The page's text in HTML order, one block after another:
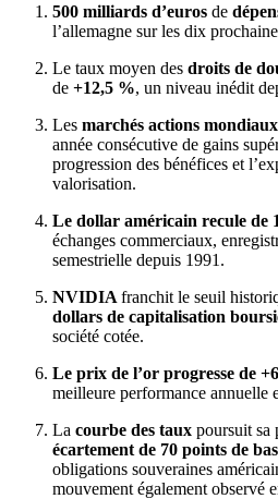
500 milliards d’euros de
l’allemagne sur les dix
Le taux moyen des droits de
de +12,5 %, un niveau inédit
Les marchés actions mondiaux
année consécutive de gains
progression des bénéfices et
valorisation.
Le dollar américain recule de
échanges commerciaux,
semestrielle depuis 1991.
NVIDIA franchit le seuil
dollars de capitalisation
société cotée.
Le prix de l’or progresse de
meilleure performance annuelle
La courbe des taux poursuit sa
écartement de 70 points de
obligations souveraines
mouvement également observé